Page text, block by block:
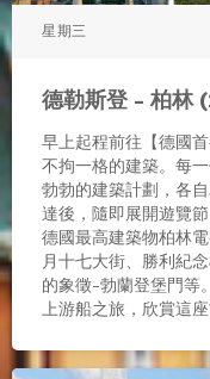
星期三
德勒斯登 - 柏林
早上起程前往【德國
不拘一格的建築。每
勃勃的建築計劃，各
達後，隨即展開遊覽
德國最高建築物柏林
月十七大街、勝利紀
的象徵-勃蘭登堡門等
上游船之旅，欣賞這